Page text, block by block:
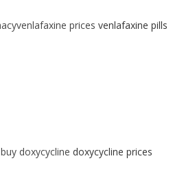
prices venlafaxine pills
doxycycline doxycycline prices